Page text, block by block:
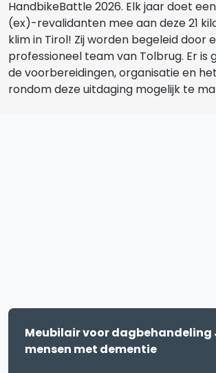
HandbikeBattle 2026. Elk jaar doet
(ex)-revalidanten mee aan deze 21
klim in Tirol! Zij worden begeleid door
professioneel team van Tolbrug. Er is
de voorbereidingen, organisatie en
rondom deze uitdaging mogelijk te
Meubilair voor dagbehandeling
mensen met dementie